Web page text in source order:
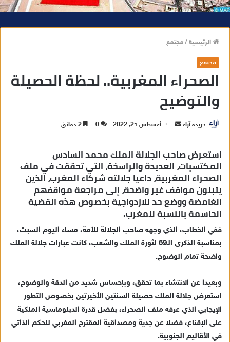
الرئيسية/مجتمع
مجتمع
الصحراء المغربية.. لحظة الحصيلة
والتوضيح
جريدة آراء
ل
ب
ر
ي
د
ل
ك
ر
و
ن
ي
ا
أغسطس 21, 2022 0
استعرض صاحب الجلالة الملك محمد السادس
المكتسبات، العديدة والراسخة، التي تحققت في ملف
الصحراء المغربية، داعيا جلالته شركاء المغرب، الذين
يتبنون مواقف غير واضحة، إلى مراجعة مواقفهم
الغامضة ووضع حد للازدواجية بخصوص هذه القضية
الحاسمة بالنسبة للمغرب.
ففي الخطاب، الذي وجهه صاحب الجلالة للأمة، مساء اليوم السبت،
بمناسبة الذكرى الـ69 لثورة الملك والشعب، كانت عبارات جلالة الملك
واضحة تمام الوضوح.
وبعيدا عن الانتشاء بما تحقق، وبإحساس شديد من الدقة والوضوح،
استعرض جلالة الملك حصيلة السنتين الأخيرتين بخصوص التطور
الإيجابي الذي عرفه ملف الصحراء، بفضل قدرة الدبلوماسية الملكية
على الإقناع، فضلا عن جدية ومصداقية المقترح المغربي للحكم الذاتي
في الأقاليم الجنوبية.